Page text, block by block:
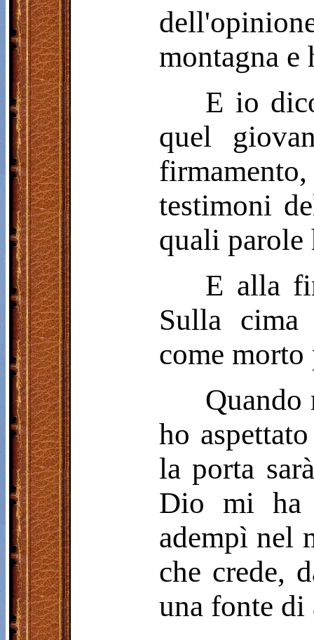
montagna
E io
quel
testimoni
quali
E alla
Sulla
come morto
Quando
ho
la porta
Dio mi ha
adempì nel
che crede,
una fonte di